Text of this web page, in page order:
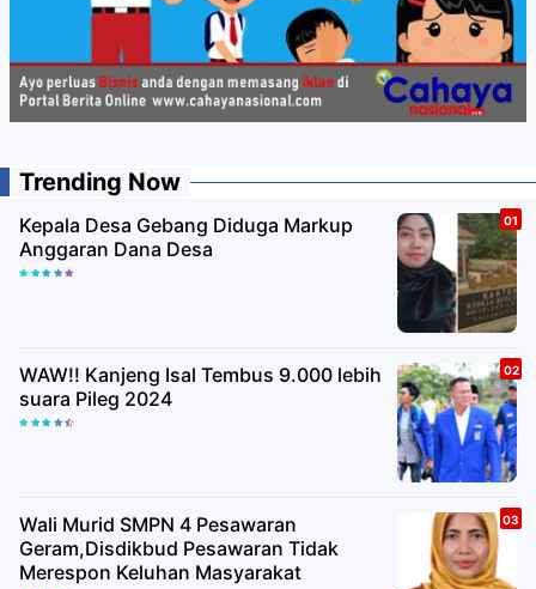
Trending Now
Kepala Desa Gebang Diduga Markup
Anggaran Dana Desa
WAW!! Kanjeng Isal Tembus 9.000 lebih
suara Pileg 2024
Wali Murid SMPN 4 Pesawaran
Geram,Disdikbud Pesawaran Tidak
Merespon Keluhan Masyarakat